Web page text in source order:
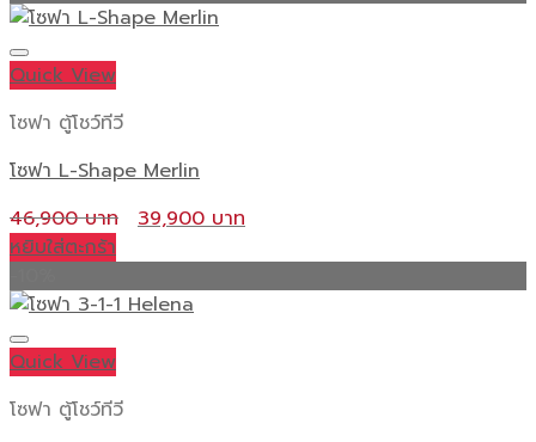
Quick View
โซฟา ตู้โชว์ทีวี
โซฟา L-Shape Merlin
46,900
Original
46,900 ฿.
39,900
หยิบใส่ตะกร้า
Quick View
โซฟา ตู้โชว์ทีวี